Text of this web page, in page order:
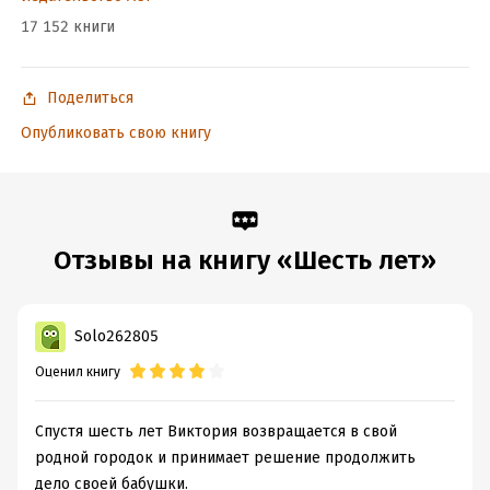
17 152 книги
Поделиться
Опубликовать свою книгу
Отзывы на книгу «Шесть лет»
Solo262805
Оценил книгу
Спустя шесть лет Виктория возвращается в свой
родной городок и принимает решение продолжить
дело своей бабушки.